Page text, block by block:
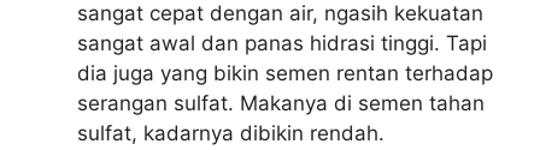
sangat cepat dengan air, ngasih kekuatan
sangat awal dan panas hidrasi tinggi. Tapi
dia juga yang bikin semen rentan terhadap
serangan sulfat. Makanya di semen tahan
sulfat, kadarnya dibikin rendah.